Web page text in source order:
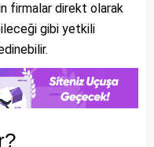
firmalar direkt olarak
gibi yetkili